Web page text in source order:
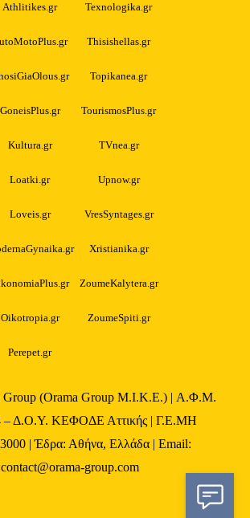
Athlitikes.gr Texnologika.gr
Thisishellas.gr
Topikanea.gr
GoneisPlus.gr TourismosPlus.gr
Kultura.gr TVnea.gr
Loatki.gr Upnow.gr
Loveis.gr VresSyntages.gr
Xristianika.gr
ZoumeKalytera.gr
Oikotropia.gr ZoumeSpiti.gr
Perepet.gr
Group (Orama Group Μ.Ι.Κ.Ε.) | Α.Φ.Μ.
– Δ.Ο.Υ. ΚΕΦΟΔΕ Αττικής | Γ.Ε.ΜΗ
| Έδρα: Αθήνα, Ελλάδα | Email:
contact@orama-group.com